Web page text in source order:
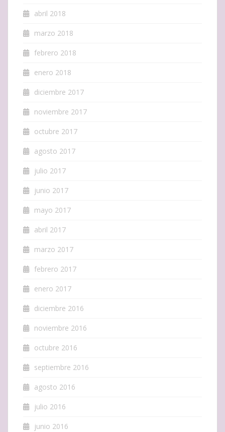
abril 2018
marzo 2018
febrero 2018
enero 2018
diciembre 2017
noviembre 2017
octubre 2017
agosto 2017
julio 2017
junio 2017
mayo 2017
abril 2017
marzo 2017
febrero 2017
enero 2017
diciembre 2016
noviembre 2016
octubre 2016
septiembre 2016
agosto 2016
julio 2016
junio 2016